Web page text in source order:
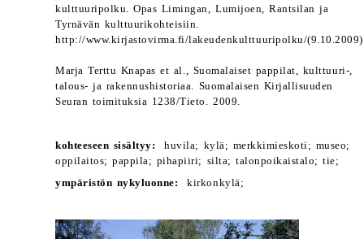
kulttuuripolku. Opas Limingan, Lumijoen, Rantsilan ja
Tyrnävän kulttuurikohteisiin.
http://www.kirjastovirma.fi/lakeudenkulttuuripolku/
Marja Terttu Knapas et al., Suomalaiset pappilat, kulttuuri-,
talous- ja rakennushistoriaa. Suomalaisen Kirjallisuuden
Seuran toimituksia 1238/Tieto. 2009.
kohteeseen sisältyy: huvila; kylä; merkkimieskoti; museo;
oppilaitos; pappila; pihapiiri; silta; talonpoikaistalo; tie;
ympäristön nykyluonne: kirkonkylä;